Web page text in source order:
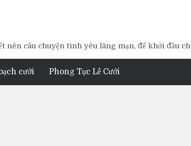
nên câu chuyện tình yêu lãng mạn, để khởi đầu
cưới Phong Tục Lễ Cưới